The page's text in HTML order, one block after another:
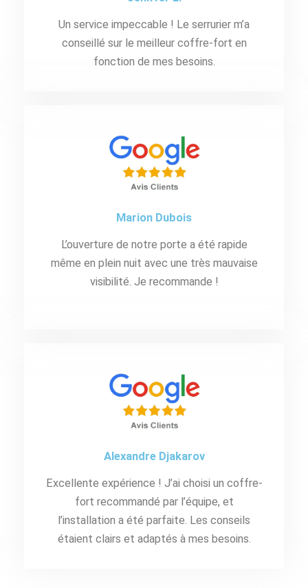
Un service impeccable ! Le serrurier m’a
conseillé sur le meilleur coffre-fort en
fonction de mes besoins.
Marion Dubois
L’ouverture de notre porte a été rapide
même en plein nuit avec une très mauvaise
visibilité. Je recommande !
Alexandre Djakarov
Excellente expérience ! J’ai choisi un coffre-
fort recommandé par l’équipe, et
l’installation a été parfaite. Les conseils
étaient clairs et adaptés à mes besoins.